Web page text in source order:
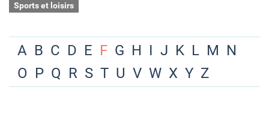
Sports et loisirs
A B C D E F G H I J K L M N
O P Q R S T U V W X Y Z